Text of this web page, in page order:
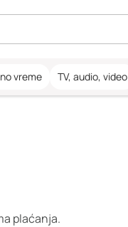
vreme TV, audio, video
plaćanja.